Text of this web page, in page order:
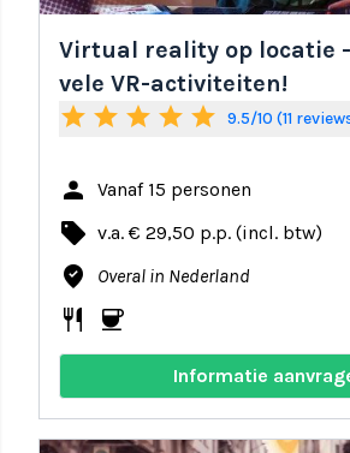
Virtual reality op locatie
vele VR-activiteiten!
star star star star star 9.5/10 (11
person Vanaf 15 personen
local_offer v.a. € 29,50 p.p. (incl. btw)
where_to_vote Overal in Nederland
restaurant coffee
Informatie